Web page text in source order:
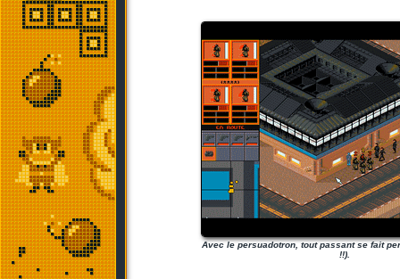
Avec le persuadotron, tout passant se fait
!!).